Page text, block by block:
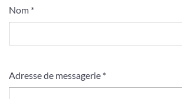
Nom *
Adresse de messagerie *